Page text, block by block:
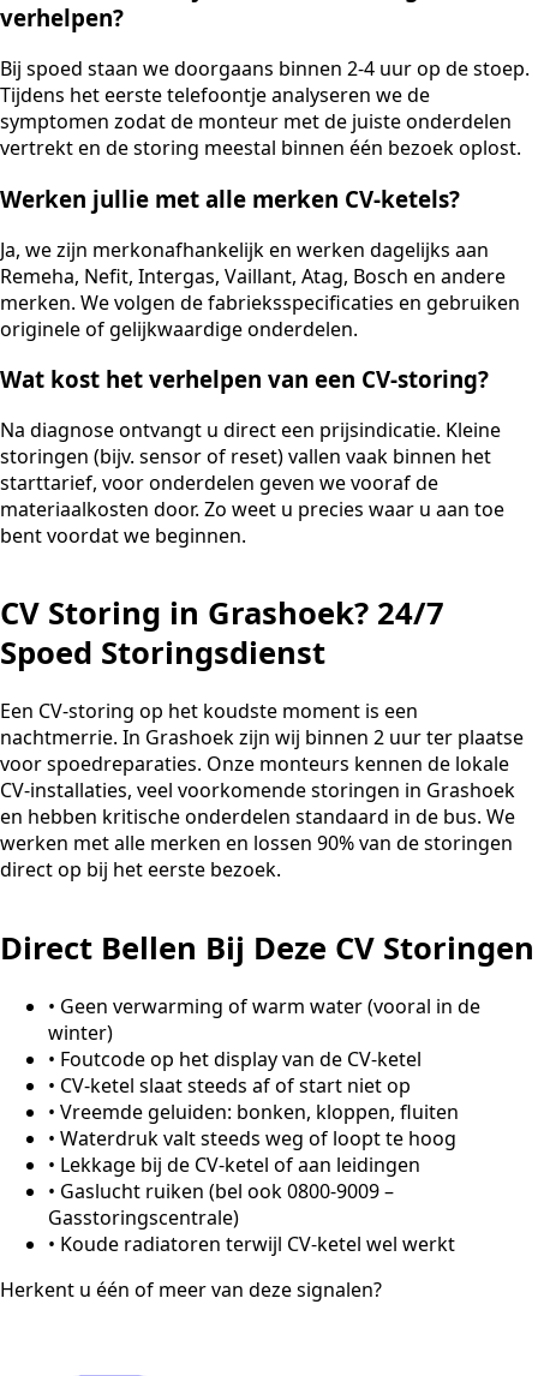
verhelpen?
Bij spoed staan we doorgaans binnen 2-4 uur op de stoep.
Tijdens het eerste telefoontje analyseren we de
symptomen zodat de monteur met de juiste onderdelen
vertrekt en de storing meestal binnen één bezoek oplost.
Werken jullie met alle merken CV-ketels?
Ja, we zijn merkonafhankelijk en werken dagelijks aan
Remeha, Nefit, Intergas, Vaillant, Atag, Bosch en andere
merken. We volgen de fabrieksspecificaties en gebruiken
originele of gelijkwaardige onderdelen.
Wat kost het verhelpen van een CV-storing?
Na diagnose ontvangt u direct een prijsindicatie. Kleine
storingen (bijv. sensor of reset) vallen vaak binnen het
starttarief, voor onderdelen geven we vooraf de
materiaalkosten door. Zo weet u precies waar u aan toe
bent voordat we beginnen.
CV Storing in Grashoek? 24/7
Spoed Storingsdienst
Een CV-storing op het koudste moment is een
nachtmerrie. In Grashoek zijn wij binnen 2 uur ter plaatse
voor spoedreparaties. Onze monteurs kennen de lokale
CV-installaties, veel voorkomende storingen in Grashoek
en hebben kritische onderdelen standaard in de bus. We
werken met alle merken en lossen 90% van de storingen
direct op bij het eerste bezoek.
Direct Bellen Bij Deze CV Storingen
• Geen verwarming of warm water (vooral in de
winter)
• Foutcode op het display van de CV-ketel
• CV-ketel slaat steeds af of start niet op
• Vreemde geluiden: bonken, kloppen, fluiten
• Waterdruk valt steeds weg of loopt te hoog
• Lekkage bij de CV-ketel of aan leidingen
• Gaslucht ruiken (bel ook 0800-9009 –
Gasstoringscentrale)
• Koude radiatoren terwijl CV-ketel wel werkt
Herkent u één of meer van deze signalen?